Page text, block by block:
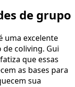
de grupo
uma excelente
coliving. Gui
que essas
as bases para
sua